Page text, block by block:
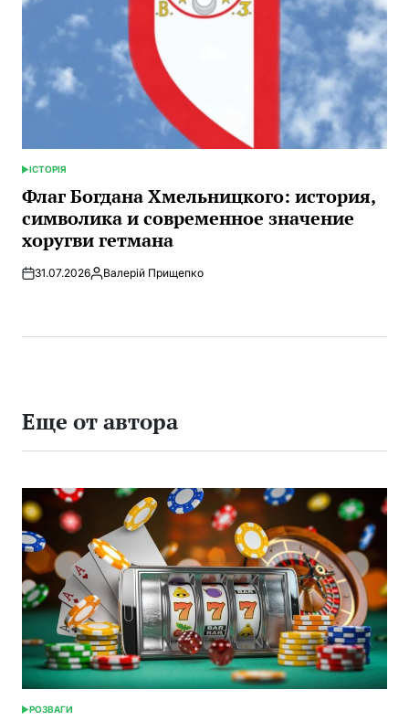
ОПУБЛИКОВАНО
В
ІСТОРІЯ
Флаг Богдана Хмельницкого: история,
символика и современное значение
хоругви гетмана
31.07.2026Запись
Валерій Прищепко
Еще от автора
ОПУБЛИКОВАНО
РОЗВАГИ